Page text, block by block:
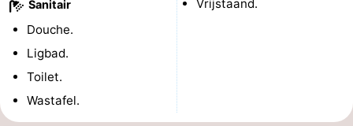
Sanitair
Douche.
Ligbad.
Toilet.
Wastafel.
Vrijstaand.